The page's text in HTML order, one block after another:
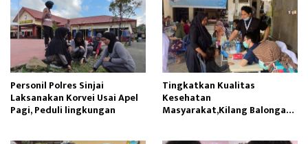
Personil Polres Sinjai
Laksanakan Korvei Usai Apel
Pagi, Peduli lingkungan
Tingkatkan Kualitas
Kesehatan
Masyarakat,Kilang Balongan